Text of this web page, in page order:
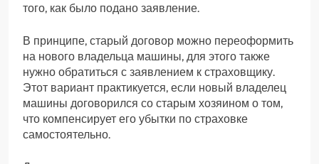
того, как было подано заявление.
В принципе, старый договор можно переоформить
на нового владельца машины, для этого также
нужно обратиться с заявлением к страховщику.
Этот вариант практикуется, если новый владелец
машины договорился со старым хозяином о том,
что компенсирует его убытки по страховке
самостоятельно.